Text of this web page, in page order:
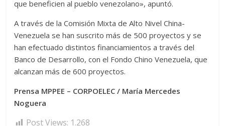
que beneficien al pueblo venezolano», apuntó.
A través de la Comisión Mixta de Alto Nivel China-
Venezuela se han suscrito más de 500 proyectos y se
han efectuado distintos financiamientos a través del
Banco de Desarrollo, con el Fondo Chino Venezuela, que
alcanzan más de 600 proyectos.
Prensa MPPEE – CORPOELEC / María Mercedes
Noguera
Post Views: 1.268